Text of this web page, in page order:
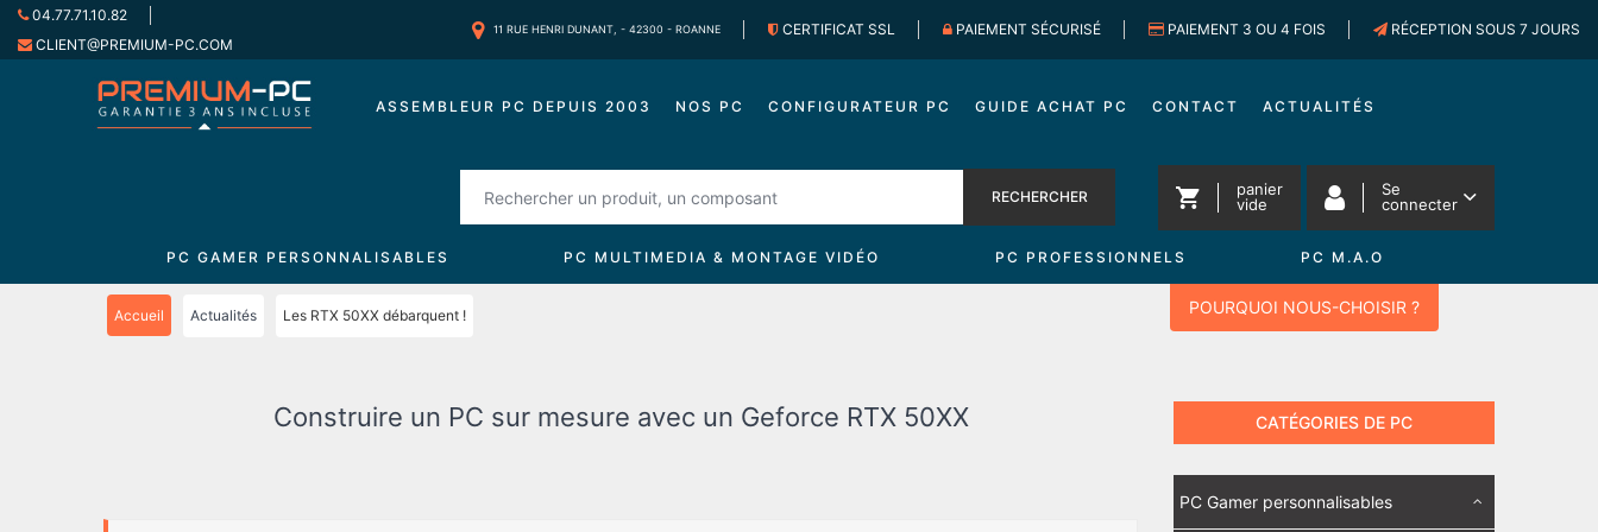
04.77.71.10.82
CLIENT@PREMIUM-PC.COM
11 RUE HENRI DUNANT, - 42300 - ROANNE CERTIFICAT SSL PAIEMENT SÉCURISÉ PAIEMENT 3 OU 4 FOIS RÉCEPTION SOUS 7 JOURS
ASSEMBLEUR PC DEPUIS 2003 NOS PC CONFIGURATEUR PC GUIDE ACHAT PC CONTACT ACTUALITÉS
RECHERCHER
panier
vide
Se
connecter
PC GAMER PERSONNALISABLES PC MULTIMEDIA & MONTAGE VIDÉO PC PROFESSIONNELS PC M.A.O
POURQUOI NOUS-CHOISIR ?
Accueil Actualités Les RTX 50XX débarquent !
Construire un PC sur mesure avec un Geforce RTX 50XX CATÉGORIES DE PC
PC Gamer personnalisables